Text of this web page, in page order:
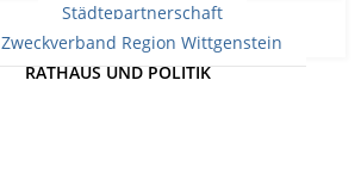
Städtepartnerschaft
Zweckverband Region Wittgenstein
RATHAUS UND POLITIK